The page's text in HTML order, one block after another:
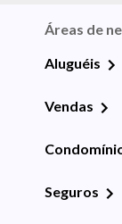
Áreas de
Aluguéis
Vendas
Seguros